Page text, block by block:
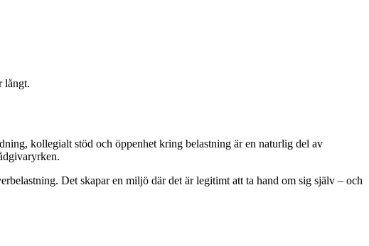
långt.
kollegialt stöd och öppenhet kring belastning är en naturlig del av
Det skapar en miljö där det är legitimt att ta hand om sig själv – och